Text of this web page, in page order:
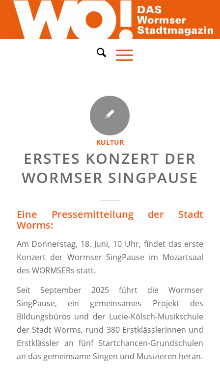
KULTUR
ERSTES KONZERT DER
WORMSER SINGPAUSE
Eine Pressemitteilung der Stadt
Worms:
Am Donnerstag, 18. Juni, 10 Uhr, findet das erste
Konzert der Wormser SingPause im Mozartsaal
des WORMSERs statt.
Seit September 2025 führt die Wormser
SingPause, ein gemeinsames Projekt des
Bildungsbüros und der Lucie-Kölsch-Musikschule
der Stadt Worms, rund 380 Erstklässlerinnen und
Erstklässler an fünf Startchancen-Grundschulen
an das gemeinsame Singen und Musizieren heran.